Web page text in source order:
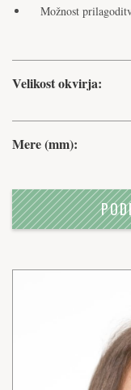
Možnost
Velikost okvirja:
Mere (mm):